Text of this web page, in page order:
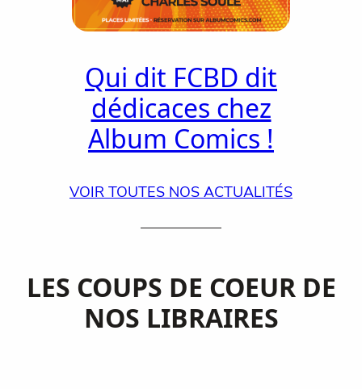
Qui dit FCBD dit
dédicaces chez
Album Comics !
VOIR TOUTES NOS ACTUALITÉS
LES COUPS DE COEUR DE
NOS LIBRAIRES